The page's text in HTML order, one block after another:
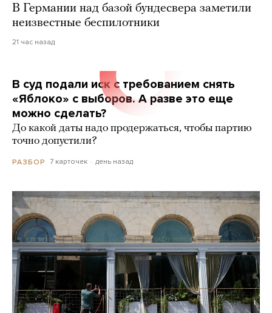
В Германии над базой бундесвера заметили
неизвестные беспилотники
21 час назад
В суд подали иск с требованием снять
«Яблоко» с выборов. А разве это еще
можно сделать?
До какой даты надо продержаться, чтобы партию
точно допустили?
РАЗБОР 7 карточек день назад